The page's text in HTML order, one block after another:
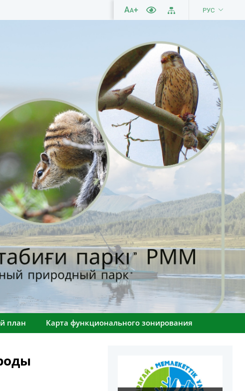
AA+ РУС
план Карта функционального зонирования